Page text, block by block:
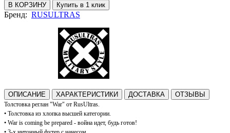
В КОРЗИНУ Купить в 1 клик
Бренд: RUSULTRAS
ОПИСАНИЕ ХАРАКТЕРИСТИКИ ДОСТАВКА ОТЗЫВЫ
Толстовка реглан "War" от RusUltras.
• Толстовка из хлопка высшей категории.
• War is coming be prepared - война идет, будь готов!